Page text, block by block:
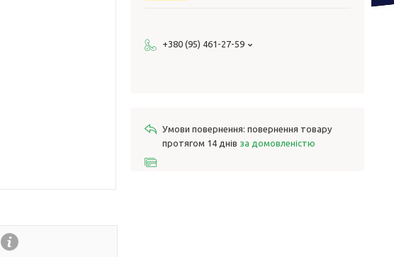
+380 (95) 461-27-59
повернення товару
протягом 14 днів за домовленістю